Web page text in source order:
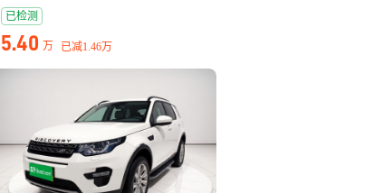
已检测
5.40 万 已减1.46万